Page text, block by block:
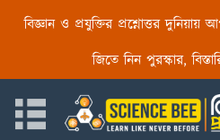
বিজ্ঞান ও প্রযুক্তির প্রশ্নোত্তর দুনিয়ায়
জিতে নিন পুরস্কার,